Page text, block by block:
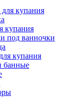
купания
купания
под ванночки
купания
банные